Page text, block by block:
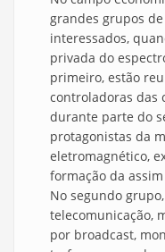
grandes grupos
interessados,
privada do
primeiro, estão
controladoras das
durante parte do
protagonistas da
eletromagnético,
formação da
No segundo
telecomunicação,
por broadcast,